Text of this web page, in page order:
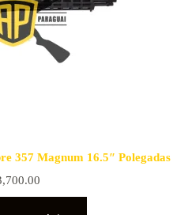
357 Magnum 16.5″ Polegadas